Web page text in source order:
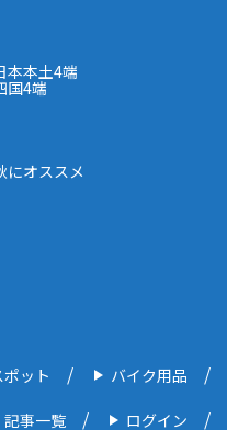
本本土4端
国4端
にオススメ
ポット バイク用品
記事一覧 ログイン